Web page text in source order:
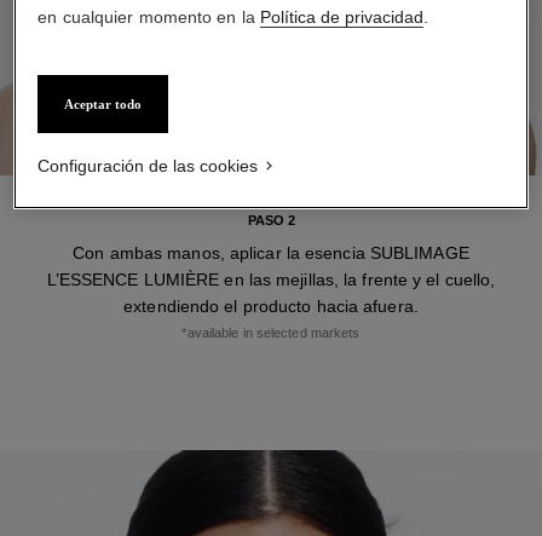
PASO 2
Con ambas manos, aplicar la esencia SUBLIMAGE
L’ESSENCE LUMIÈRE en las mejillas, la frente y el cuello,
extendiendo el producto hacia afuera.
*available in selected markets
en cualquier momento en la Política de privacidad
Aceptar todo
Configuración de las cookies